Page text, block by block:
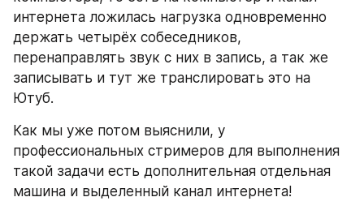
интернета ложилась нагрузка одновременно
держать четырёх собеседников,
перенаправлять звук с них в запись, а так же
записывать и тут же транслировать это на
Ютуб.
Как мы уже потом выяснили, у
профессиональных стримеров для выполнения
такой задачи есть дополнительная отдельная
машина и выделенный канал интернета!